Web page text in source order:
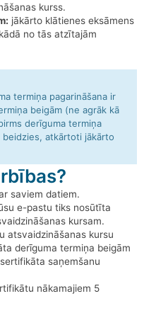
kurss.
jākārto klātienes eksāmens
no tās atzītajām
termiņa pagarināšana ir
beigām (ne agrāk kā
derīguma termiņa
atkārtoti jākārto
saviem datiem.
e-pastu tiks nosūtīta
kursam.
atsvaidzināšanas kursu
derīguma termiņa beigām
saņemšanu
nākamajiem 5